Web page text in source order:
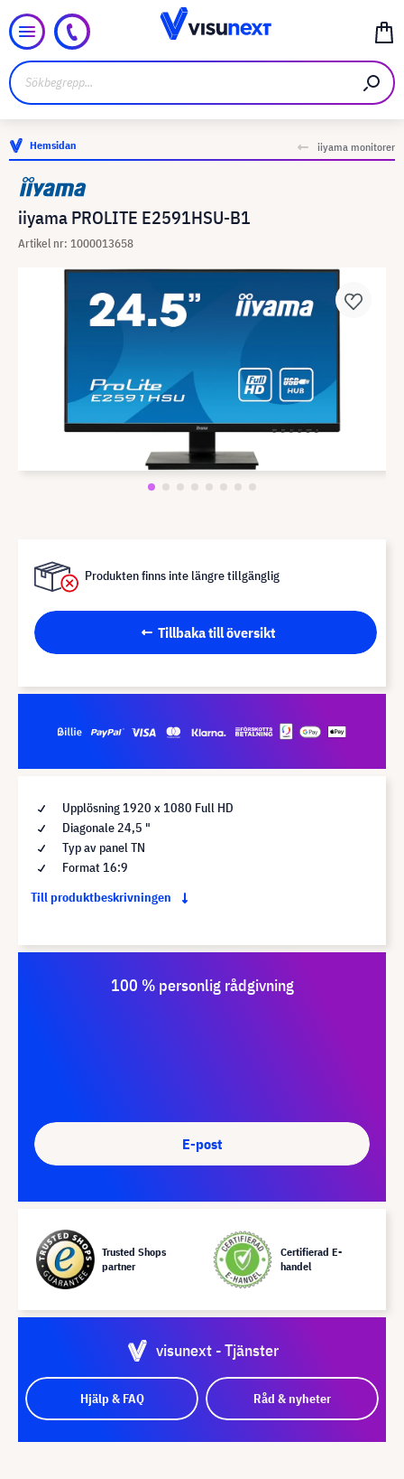
Hemsidan iiyama monitorer
iiyama PROLITE E2591HSU-B1
Artikel nr: 1000013658
Produkten finns inte längre tillgänglig
Tillbaka till översikt
Upplösning 1920 x 1080 Full HD
Diagonale 24,5 "
Typ av panel TN
Format 16:9
Till produktbeskrivningen
100 % personlig rådgivning
E-post
Trusted Shops
partner
Certifierad E-
handel
visunext - Tjänster
Hjälp & FAQ Råd & nyheter